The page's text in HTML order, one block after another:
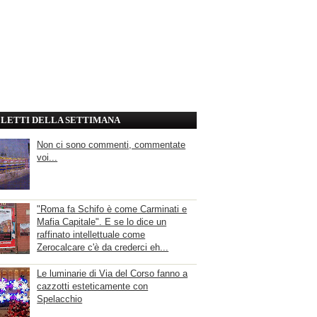
DELLA SETTIMANA
Non ci sono commenti, commentate
voi...
"Roma fa Schifo è come Carminati e
Mafia Capitale". E se lo dice un
raffinato intellettuale come
Zerocalcare c'è da crederci eh...
Le luminarie di Via del Corso fanno a
cazzotti esteticamente con
Spelacchio